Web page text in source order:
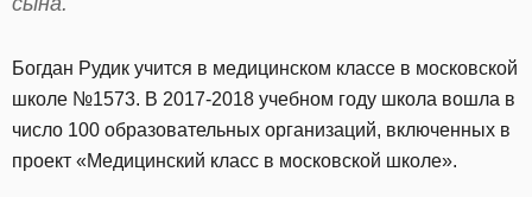
Богдан Рудик учится в медицинском классе в московской
школе №1573. В 2017-2018 учебном году школа вошла в
число 100 образовательных организаций, включенных в
проект «Медицинский класс в московской школе».